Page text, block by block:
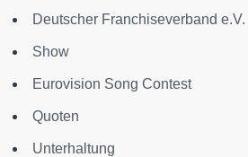
Deutscher Franchiseverband e.V.
Show
Eurovision Song Contest
Quoten
Unterhaltung